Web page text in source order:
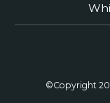
©Copyright